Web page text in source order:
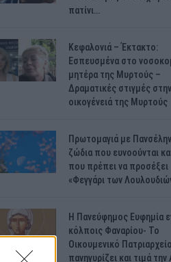
πατίνι…
Κεφαλονιά – Έκτακτο:
Εσπευσμένα στο
μητέρα της Μυρτούς –
Δραματικές στιγμές στην
οικογένειά της Μυρτούς
Πρωτομαγιά με
ζώδια που ευνοούνται
που πρέπει να προσέξει
«Φεγγάρι των
H Πανεύφημος Ευφημία
κόλποις Φαναρίου- Το
Οικουμενικό Πατριαρχείο
πανηγυρίζει και τιμά την